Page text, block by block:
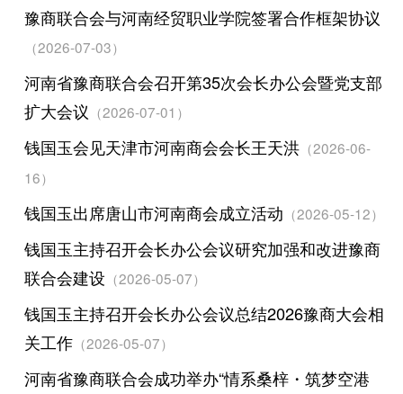
豫商联合会与河南经贸职业学院签署合作框架协议
（2026-07-03）
河南省豫商联合会召开第35次会长办公会暨党支部
扩大会议 （2026-07-01）
钱国玉会见天津市河南商会会长王天洪（2026-06-
16）
钱国玉出席唐山市河南商会成立活动 （2026-05-12）
钱国玉主持召开会长办公会议研究加强和改进豫商
联合会建设 （2026-05-07）
钱国玉主持召开会长办公会议总结2026豫商大会相
关工作（2026-05-07）
河南省豫商联合会成功举办“情系桑梓・筑梦空港